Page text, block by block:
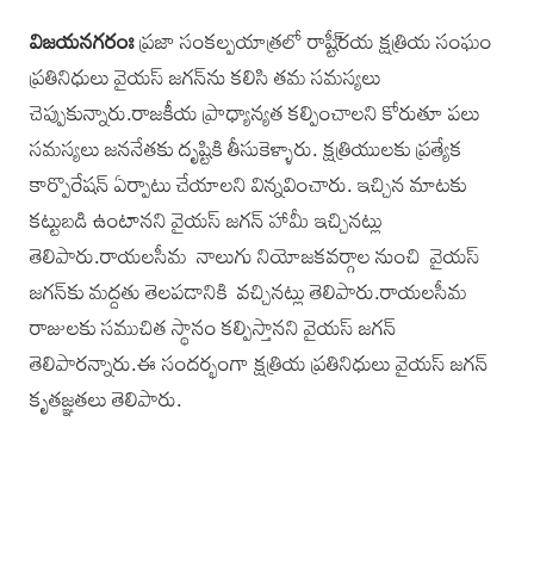
విజయనగరంఃప్రజా సంకల్పయాత్రలో రాష్టీ్రయ క్షత్రియ సంఘం
ప్రతినిధులు వైయస్‌ జగన్‌ను కలిసి తమ సమస్యలు
చెప్పుకున్నారు.రాజకీయ ప్రాధ్యాన్యత కల్పించాలని కోరుతూ పలు
సమస్యలు జననేతకు దృష్టికి తీసుకెళ్ళారు. క్షత్రియులకు ప్రత్యేక
కార్పొరేషన్‌ ఏర్పాటు చేయాలని విన్నవించారు. ఇచ్చిన మాటకు
కట్టుబడి ఉంటానని వైయస్‌ జగన్‌ హామీ ఇచ్చినట్లు
తెలిపారు.రాయలసీమ నాలుగు నియోజకవర్గాల నుంచి వైయస్‌
జగన్‌కు మద్దతు తెలపడానికి వచ్చినట్లు తెలిపారు.రాయలసీమ
రాజులకు సముచిత స్థానం కల్పిస్తానని వైయస్‌ జగన్‌
తెలిపారన్నారు.ఈ సందర్భంగా క్షత్రియ ప్రతినిధులు వైయస్‌ జగన్‌
కృతజ్ఞతలు తెలిపారు.